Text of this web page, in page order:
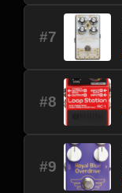
#7
#8
#9